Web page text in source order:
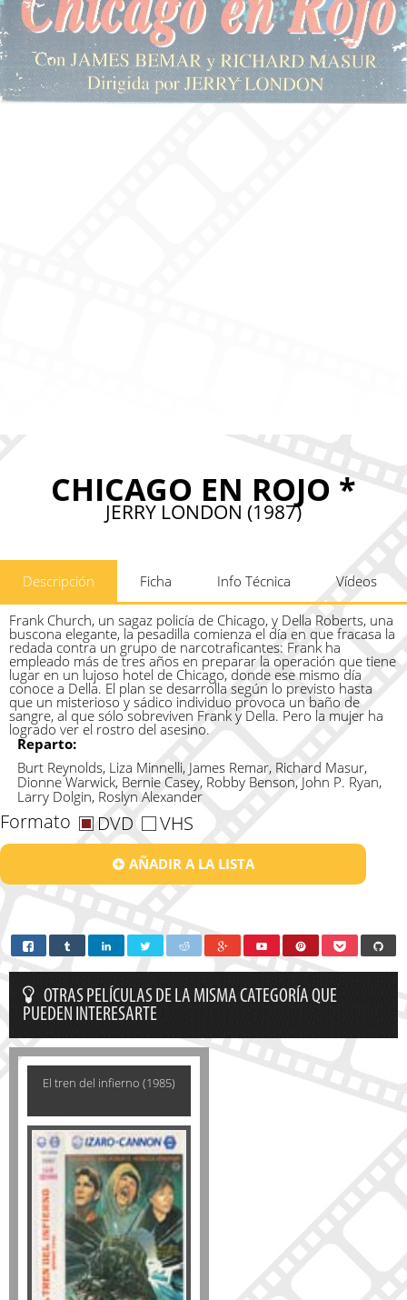
CHICAGO EN ROJO *
JERRY LONDON (1987)
Descripción Ficha Info Técnica Vídeos
Frank Church, un sagaz policía de Chicago, y Della Roberts, una
buscona elegante, la pesadilla comienza el día en que fracasa la
redada contra un grupo de narcotraficantes: Frank ha
empleado más de tres años en preparar la operación que tiene
lugar en un lujoso hotel de Chicago, donde ese mismo día
conoce a Della. El plan se desarrolla según lo previsto hasta
que un misterioso y sádico individuo provoca un baño de
sangre, al que sólo sobreviven Frank y Della. Pero la mujer ha
logrado ver el rostro del asesino.
Reparto:
Burt Reynolds, Liza Minnelli, James Remar, Richard Masur,
Dionne Warwick, Bernie Casey, Robby Benson, John P. Ryan,
Larry Dolgin, Roslyn Alexander
Formato DVD VHS
AÑADIR A LA LISTA
OTRAS PELÍCULAS DE LA MISMA CATEGORÍA QUE
PUEDEN INTERESARTE
El tren del infierno (1985)